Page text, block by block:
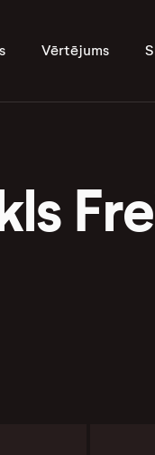
Vērtējums